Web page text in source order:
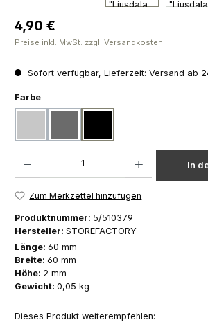
Regulärer Preis:
4,90 €
Preise inkl. MwSt. zzgl. Versandkosten
Sofort verfügbar, Lieferzeit: Versand ab
Farbeauswählen
In
Zum Merkzettel hinzufügen
Produktnummer: 5/510379
Hersteller: STOREFACTORY
Länge: 60 mm
Breite: 60 mm
Höhe: 2 mm
Gewicht: 0,05 kg
Dieses Produkt weiterempfehlen: